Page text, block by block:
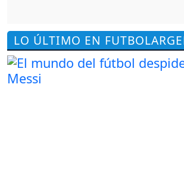
LO ÚLTIMO EN